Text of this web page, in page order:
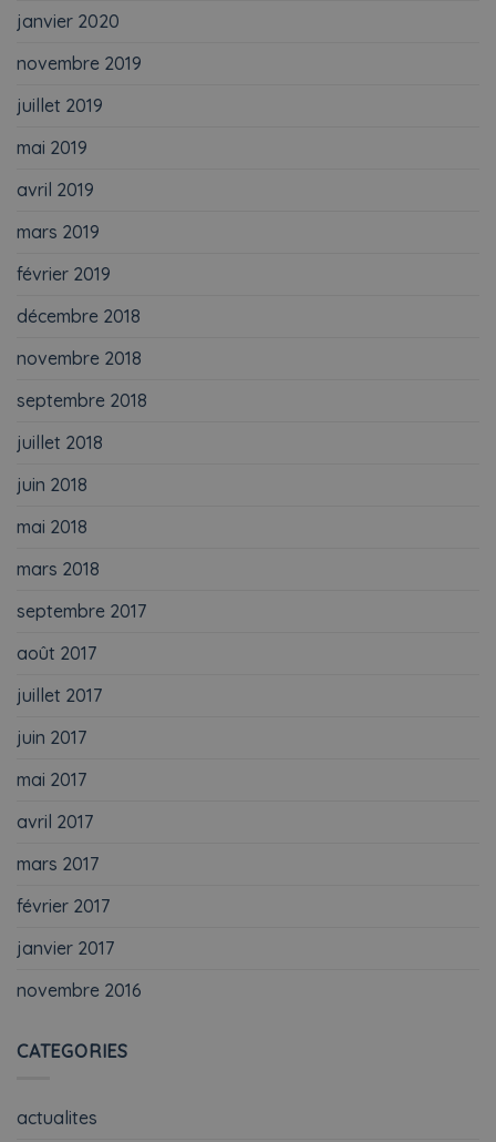
janvier 2020
novembre 2019
juillet 2019
mai 2019
avril 2019
mars 2019
février 2019
décembre 2018
novembre 2018
septembre 2018
juillet 2018
juin 2018
mai 2018
mars 2018
septembre 2017
août 2017
juillet 2017
juin 2017
mai 2017
avril 2017
mars 2017
février 2017
janvier 2017
novembre 2016
CATEGORIES
actualites